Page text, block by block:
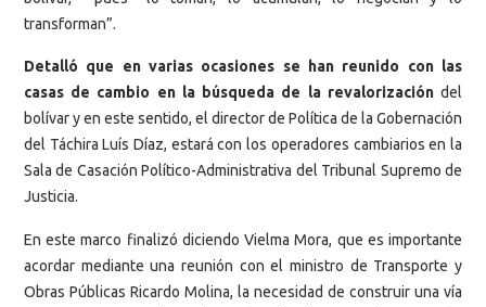
transforman”.
Detalló que en varias ocasiones se han reunido con las
casas de cambio en la búsqueda de la revalorizacióndel
bolívar y en este sentido, el director de Política de la Gobernación
del Táchira Luís Díaz, estará con los operadores cambiarios en la
Sala de Casación Político-Administrativa del Tribunal Supremo de
Justicia.
En este marco finalizó diciendo Vielma Mora, que es importante
acordar mediante una reunión con el ministro de Transporte y
Obras Públicas Ricardo Molina, la necesidad de construir una vía